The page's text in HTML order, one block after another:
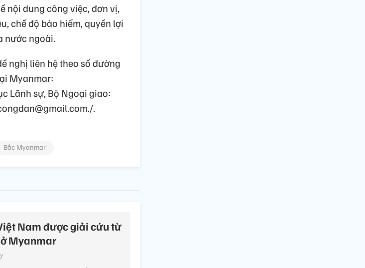
nội dung công việc, đơn vị,
chế độ bảo hiểm, quyền lợi
nước ngoài.
nghị liên hệ theo số đường
Myanmar:
Lãnh sự, Bộ Ngoại giao:
.
Bắc Myanmar
Nam được giải cứu từ
Myanmar